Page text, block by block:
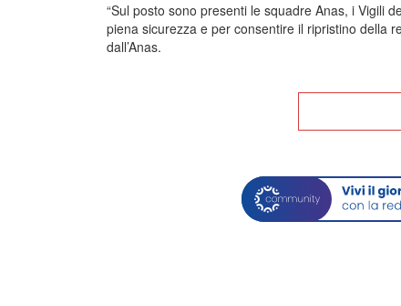
“Sul posto sono presenti le squadre Anas, i Vigili
piena sicurezza e per consentire il ripristino della
dall’Anas.